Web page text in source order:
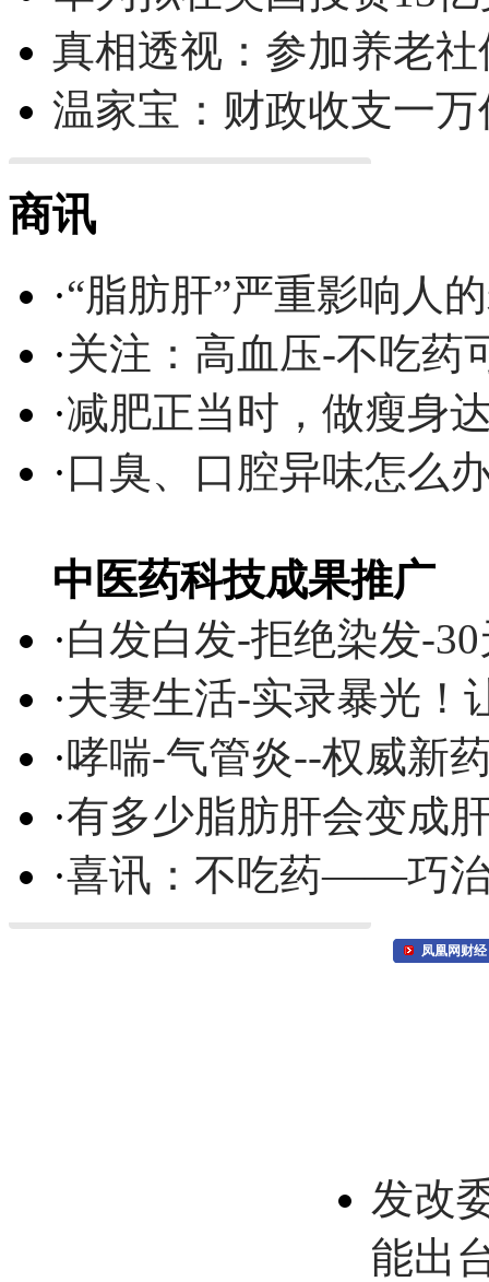
真相透视：参加养老
温家宝：财政收支一
商讯
·“脂肪肝”严重影响人
·关注：高血压-不吃药
·减肥正当时，做瘦身
·口臭、口腔异味怎么
中医药科技成果推广
·白发白发-拒绝染发-
·夫妻生活-实录暴光！
·哮喘-气管炎--权威新
·有多少脂肪肝会变成
·喜讯：不吃药——巧
凤凰网财经
发改
能出